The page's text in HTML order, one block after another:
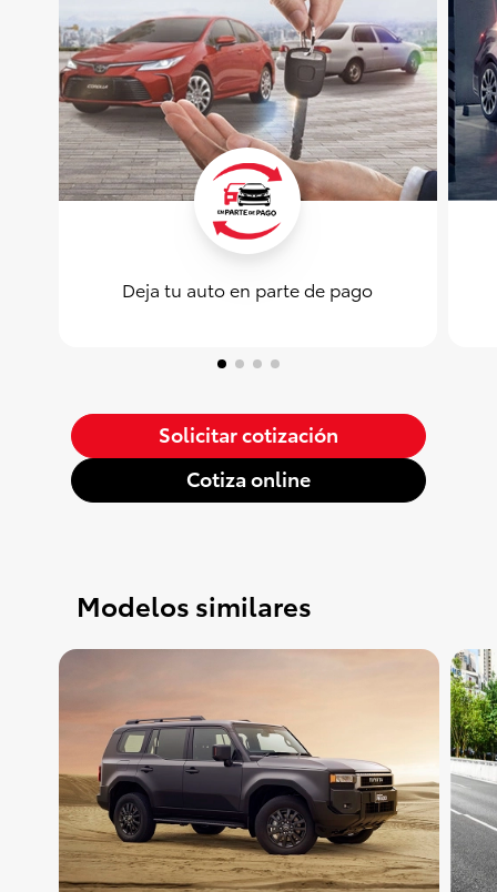
Deja tu auto en parte de pago
Solicitar cotización
Cotiza online
Modelos similares